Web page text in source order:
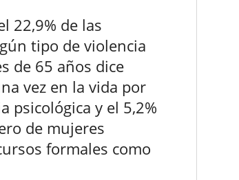
22,9% de las
tipo de violencia
de 65 años dice
vez en la vida por
psicológica y el 5,2%
de mujeres
formales como